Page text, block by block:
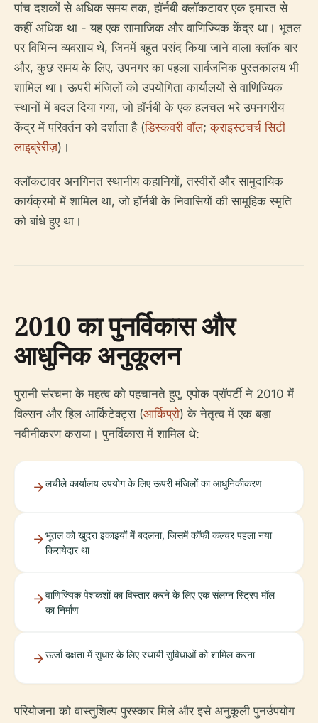
पांच दशकों से अधिक समय तक, हॉर्नबी क्लॉकटावर एक इमारत से
कहीं अधिक था - यह एक सामाजिक और वाणिज्यिक केंद्र था। भूतल
पर विभिन्न व्यवसाय थे, जिनमें बहुत पसंद किया जाने वाला क्लॉक बार
और, कुछ समय के लिए, उपनगर का पहला सार्वजनिक पुस्तकालय भी
शामिल था। ऊपरी मंजिलों को उपयोगिता कार्यालयों से वाणिज्यिक
स्थानों में बदल दिया गया, जो हॉर्नबी के एक हलचल भरे उपनगरीय
केंद्र में परिवर्तन को दर्शाता है (डिस्कवरी वॉल;क्राइस्टचर्च सिटी
लाइब्रेरीज़)।
क्लॉकटावर अनगिनत स्थानीय कहानियों, तस्वीरों और सामुदायिक
कार्यक्रमों में शामिल था, जो हॉर्नबी के निवासियों की सामूहिक स्मृति
को बांधे हुए था।
2010 का पुनर्विकास और
आधुनिक अनुकूलन
पुरानी संरचना के महत्व को पहचानते हुए, एपोक प्रॉपर्टी ने 2010 में
विल्सन और हिल आर्किटेक्ट्स (आर्किप्रो) के नेतृत्व में एक बड़ा
नवीनीकरण कराया। पुनर्विकास में शामिल थे:
लचीले कार्यालय उपयोग के लिए ऊपरी मंजिलों का आधुनिकीकरण
भूतल को खुदरा इकाइयों में बदलना, जिसमें कॉफी कल्चर पहला नया
किरायेदार था
वाणिज्यिक पेशकशों का विस्तार करने के लिए एक संलग्न स्ट्रिप मॉल
का निर्माण
ऊर्जा दक्षता में सुधार के लिए स्थायी सुविधाओं को शामिल करना
परियोजना को वास्तुशिल्प पुरस्कार मिले और इसे अनुकूली पुनर्उपयोग